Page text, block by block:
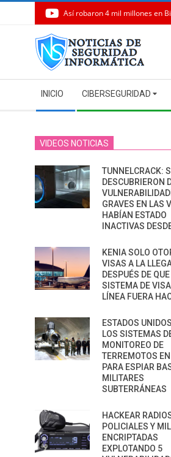
Así robaron 4 mil millones en
Navigation
Menu
INICIO CIBERSEGURIDAD
VIDEOS NOTICIAS
TUNNELCRACK:
DESCUBRIERON
GRAVES EN LAS
HABÍAN ESTADO
INACTIVAS
KENIA SOLO
VISAS A LA
DESPUÉS DE
SISTEMA DE
LÍNEA FUERA
ESTADOS
LOS SISTEMAS
MONITOREO DE
TERREMOTOS
PARA ESPIAR
MILITARES
SUBTERRÁNEAS
HACKEAR
POLICIALES Y
ENCRIPTADAS
EXPLOTANDO 5